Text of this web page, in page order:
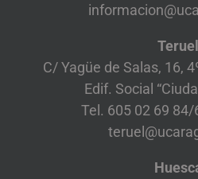
Teruel
C/ Yagüe de Salas, 16,
Edif. Social
Tel. 605 02 69 84/